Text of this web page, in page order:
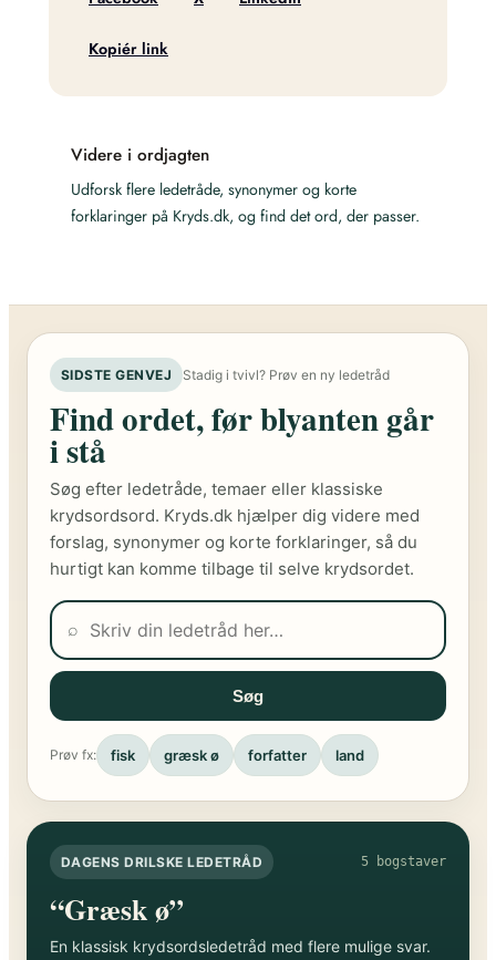
Kopiér link
Videre i ordjagten
Udforsk flere ledetråde, synonymer og korte
forklaringer på Kryds.dk, og find det ord, der passer.
SIDSTE GENVEJ Stadig i tvivl? Prøv en ny ledetråd
Find ordet, før blyanten går
i stå
Søg efter ledetråde, temaer eller klassiske
krydsordsord. Kryds.dk hjælper dig videre med
forslag, synonymer og korte forklaringer, så du
hurtigt kan komme tilbage til selve krydsordet.
⌕
Søg
Prøv fx: fisk græsk ø forfatter land
DAGENS DRILSKE LEDETRÅD 5 bogstaver
“Græsk ø”
En klassisk krydsordsledetråd med flere mulige svar.